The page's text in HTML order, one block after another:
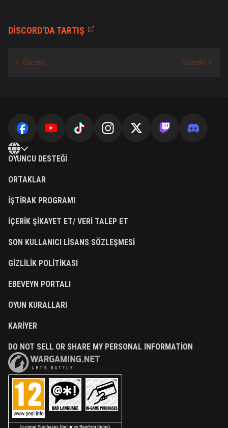
DISCORD'DA TARTIŞ
OYUNCU DESTEĞI
ORTAKLAR
İŞTIRAK PROGRAMI
İÇERIK ŞIKAYET ET/ VERI TALEP ET
SON KULLANICI LISANS SÖZLEŞMESI
GIZLILIK POLITIKASI
EBEVEYN PORTALI
OYUN KURALLARI
KARIYER
DO NOT SELL OR SHARE MY PERSONAL INFORMATION